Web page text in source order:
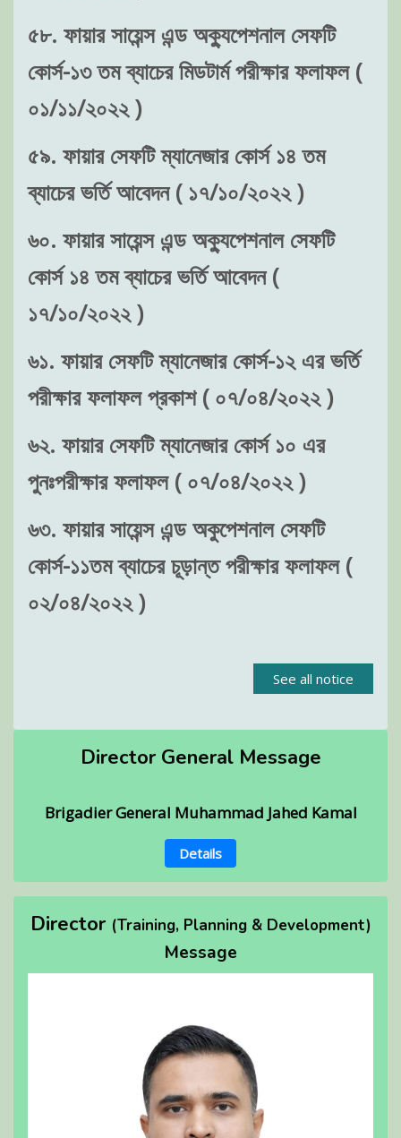
৫৮. ফায়ার সায়েন্স এন্ড অক্যুপেশনাল সেফটি
কোর্স-১৩ তম ব্যাচের মিডটার্ম পরীক্ষার ফলাফল (
০১/১১/২০২২ )
৫৯. ফায়ার সেফটি ম্যানেজার কোর্স ১৪ তম
ব্যাচের ভর্তি আবেদন ( ১৭/১০/২০২২ )
৬০. ফায়ার সায়েন্স এন্ড অক্যুপেশনাল সেফটি
কোর্স ১৪ তম ব্যাচের ভর্তি আবেদন (
১৭/১০/২০২২ )
৬১. ফায়ার সেফটি ম্যানেজার কোর্স-১২ এর ভর্তি
পরীক্ষার ফলাফল প্রকাশ ( ০৭/০৪/২০২২ )
৬২. ফায়ার সেফটি ম্যানেজার কোর্স ১০ এর
পুনঃপরীক্ষার ফলাফল ( ০৭/০৪/২০২২ )
৬৩. ফায়ার সায়েন্স এন্ড অকুপেশনাল সেফটি
কোর্স-১১তম ব্যাচের চূড়ান্ত পরীক্ষার ফলাফল (
০২/০৪/২০২২ )
See all notice
Director General Message
Brigadier General Muhammad Jahed Kamal
Details
Director (Training, Planning & Development)
Message